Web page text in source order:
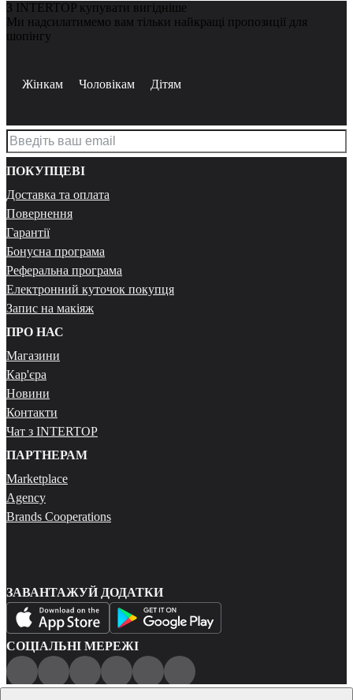
З INTERTOP купувати вигідніше
Ми надсилатимемо вам тільки найкращі пропозиції для
шопінгу
Жінкам Чоловікам Дітям
ПОКУПЦЕВІ
Доставка та оплата
Повернення
Гарантії
Бонусна програма
Реферальна програма
Електронний куточок покупця
Запис на макіяж
ПРО НАС
Магазини
Кар'єра
Новини
Контакти
Чат з INTERTOP
ПАРТНЕРАМ
Marketplace
Agency
Brands Cooperations
ЗАВАНТАЖУЙ ДОДАТКИ
СОЦІАЛЬНІ МЕРЕЖІ